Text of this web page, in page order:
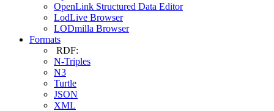
OpenLink Structured Data Editor
LodLive Browser
LODmilla Browser
Formats
RDF:
N-Triples
N3
Turtle
JSON
XML